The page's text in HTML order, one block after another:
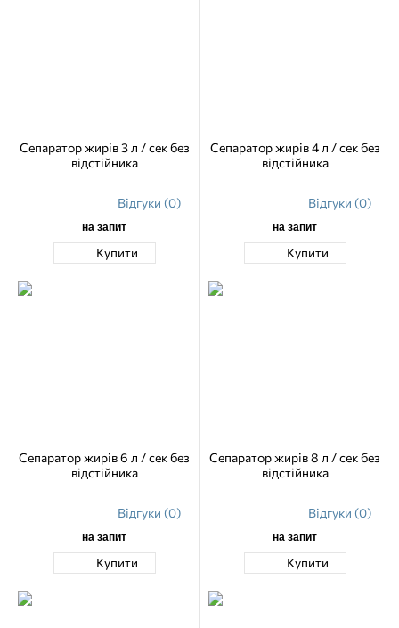
Сепаратор жирів 3 л / сек без
відстійника
Відгуки (0)
на запит
Купити
Сепаратор жирів 4 л / сек без
відстійника
Відгуки (0)
на запит
Купити
Сепаратор жирів 6 л / сек без
відстійника
Відгуки (0)
на запит
Купити
Сепаратор жирів 8 л / сек без
відстійника
Відгуки (0)
на запит
Купити